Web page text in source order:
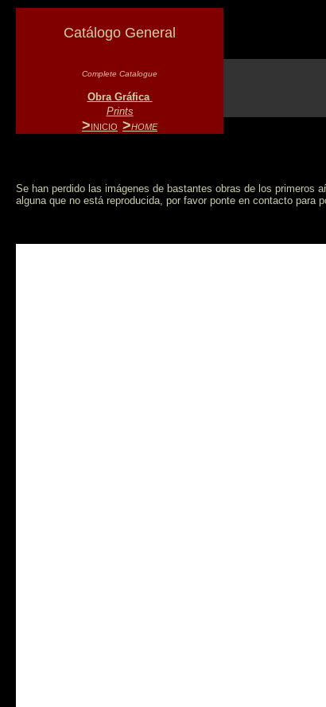
Catálogo General
Complete Catalogue
Obra Gráfica
Prints
>INICIO >HOME
Se han perdido las imágenes de bastantes obras de los primeros
alguna que no está reproducida, por favor ponte en contacto para